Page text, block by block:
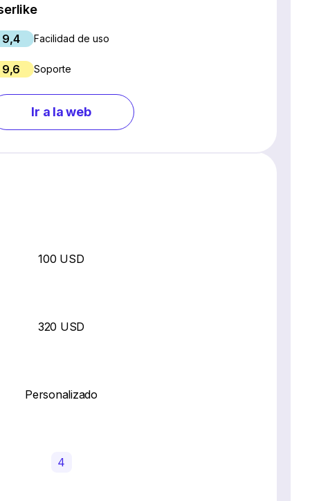
Software SEO
Marketing por correo electrónico
9,4 Facilidad de uso
9,6 Soporte
Ir a la web
100 USD
320 USD
Personalizado
4